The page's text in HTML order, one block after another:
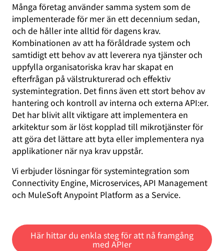
Många företag använder samma system som de
implementerade för mer än ett decennium sedan,
och de håller inte alltid för dagens krav.
Kombinationen av att ha föråldrade system och
samtidigt ett behov av att leverera nya tjänster och
uppfylla organisatoriska krav har skapat en
efterfrågan på välstrukturerad och effektiv
systemintegration. Det finns även ett stort behov av
hantering och kontroll av interna och externa API:er.
Det har blivit allt viktigare att implementera en
arkitektur som är löst kopplad till mikrotjänster för
att göra det lättare att byta eller implementera nya
applikationer när nya krav uppstår.
Vi erbjuder lösningar för systemintegration som
Connectivity Engine, Microservices, API Management
och MuleSoft Anypoint Platform as a Service.
Här hittar du enkla steg för att nå framgång
med APIer